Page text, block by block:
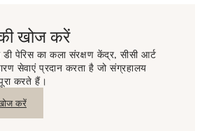
खोज करें
पेरिस का कला संरक्षण केंद्र, सीसी आर्ट
सेवाएं प्रदान करता है जो संग्रहालय
करते हैं।
करें